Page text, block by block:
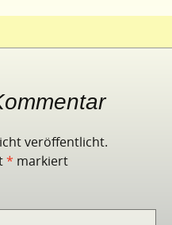
veröffentlicht.
* markiert